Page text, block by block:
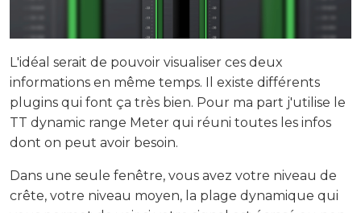
L'idéal serait de pouvoir visualiser ces deux
informations en même temps. Il existe différents
plugins qui font ça très bien. Pour ma part j'utilise le
TT dynamic range Meter qui réuni toutes les infos
dont on peut avoir besoin.
Dans une seule fenêtre, vous avez votre niveau de
crête, votre niveau moyen, la plage dynamique qui